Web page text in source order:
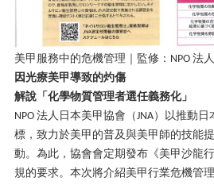
美甲服務中的危機管理｜監修： NPO 法
因光療美甲導致的灼傷
解說「化學物質管理者選任義務化」
NPO 法人日本美甲協會（JNA）以推動日
標，致力於美甲的普及與美甲師的技能
動。為此，協會會定期發布《美甲沙龍
規的要求。本次將介紹美甲行業危機管